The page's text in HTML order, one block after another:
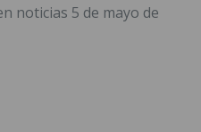
noticias 5 de mayo de